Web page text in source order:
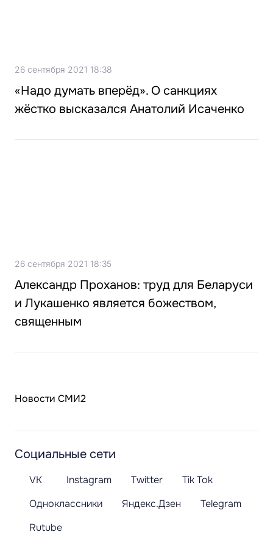
26 сентября 2021 18:38
«Надо думать вперёд». О санкциях
жёстко высказался Анатолий Исаченко
26 сентября 2021 18:35
Александр Проханов: труд для Беларуси
и Лукашенко является божеством,
священным
Новости СМИ2
Социальные сети
VK Instagram Twitter
Tik Tok
Одноклассники
Яндекс.Дзен
Telegram
Rutube